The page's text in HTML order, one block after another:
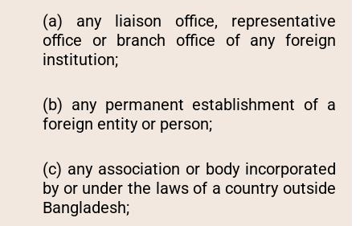
(a) any liaison office, representative
office or branch office of any foreign
institution;
(b) any permanent establishment of a
foreign entity or person;
(c) any association or body incorporated
by or under the laws of a country outside
Bangladesh;